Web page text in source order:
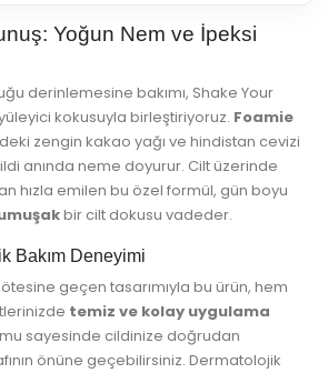
Yoğun Nem ve İpeksi
derinlemesine bakımı, Shake Your
kokusuyla birleştiriyoruz. Foamie
zengin kakao yağı ve hindistan cevizi
anında neme doyurur. Cilt üzerinde
hızla emilen bu özel formül, gün boyu
bir cilt dokusu vadeder.
Bakım Deneyimi
geçen tasarımıyla bu ürün, hem
temiz ve kolay uygulama
sayesinde cildinize doğrudan
önüne geçebilirsiniz. Dermatolojik